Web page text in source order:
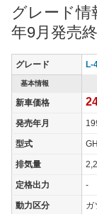
グレード情
年9月発売終
グレード L-
基本情報
新車価格
発売年月
型式
排気量
定格出力 -
動力区分 ガ